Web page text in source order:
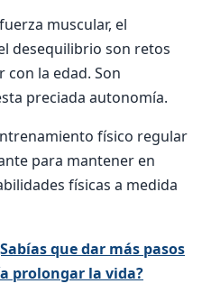
muscular, el
desequilibrio son retos
la edad. Son
preciada autonomía.
físico regular
para mantener en
físicas a medida
que dar más pasos
prolongar la vida?